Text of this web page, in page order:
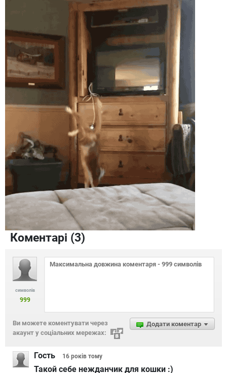
Коментарі (3)
символів
999
Додати коментар
Ви можете коментувати через
акаунт у соціальних мережах:
Гость 16 років тому
Такой себе нежданчик для кошки :)